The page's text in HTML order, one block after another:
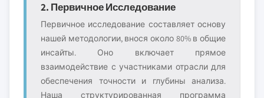
2. Первичное Исследование
Первичное исследование составляет основу
нашей методологии, внося около 80% в общие
инсайты. Оно включает прямое
взаимодействие с участниками отрасли для
обеспечения точности и глубины анализа.
Наша структурированная программа